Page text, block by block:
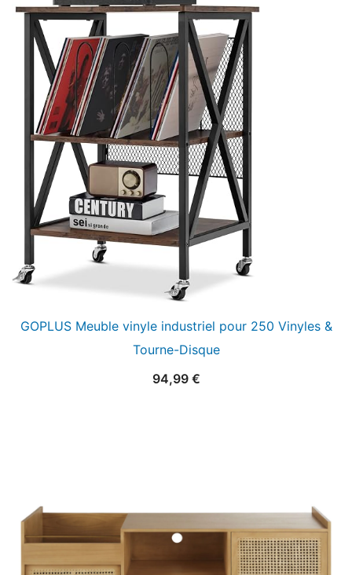
GOPLUS Meuble vinyle industriel pour 250 Vinyles &
Tourne-Disque
94,99 €